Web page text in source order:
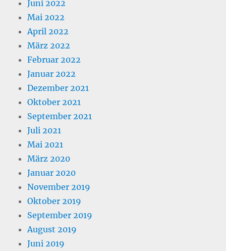
Juni 2022
Mai 2022
April 2022
März 2022
Februar 2022
Januar 2022
Dezember 2021
Oktober 2021
September 2021
Juli 2021
Mai 2021
März 2020
Januar 2020
November 2019
Oktober 2019
September 2019
August 2019
Juni 2019